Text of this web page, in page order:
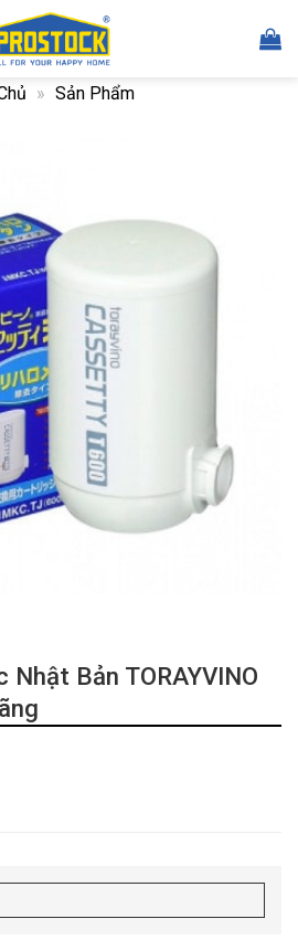
» Sản Phẩm
Bản TORAYVINO